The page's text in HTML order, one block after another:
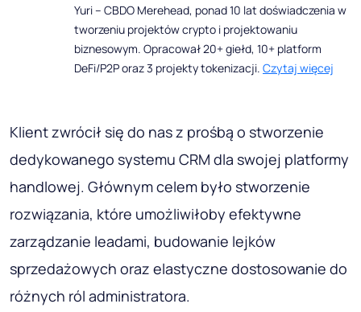
Yuri – CBDO Merehead, ponad 10 lat doświadczenia w
tworzeniu projektów crypto i projektowaniu
biznesowym. Opracował 20+ giełd, 10+ platform
DeFi/P2P oraz 3 projekty tokenizacji. Czytaj więcej
Klient zwrócił się do nas z prośbą o stworzenie
dedykowanego systemu CRM dla swojej platformy
handlowej. Głównym celem było stworzenie
rozwiązania, które umożliwiłoby efektywne
zarządzanie leadami, budowanie lejków
sprzedażowych oraz elastyczne dostosowanie do
różnych ról administratora.